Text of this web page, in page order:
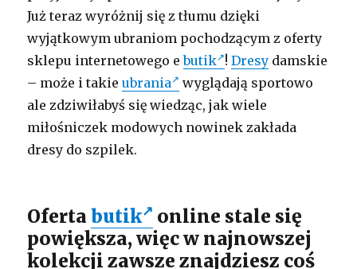
Już teraz wyróżnij się z tłumu dzięki
wyjątkowym ubraniom pochodzącym z oferty
sklepu internetowego ebutik !Dresy damskie
– może i takieubrania
wyglądają sportowo
ale zdziwiłabyś się wiedząc, jak wiele
miłośniczek modowych nowinek zakłada
dresy do szpilek.
Ofertabutik
online stale się
powiększa, więc w najnowszej
kolekcji zawsze znajdziesz coś